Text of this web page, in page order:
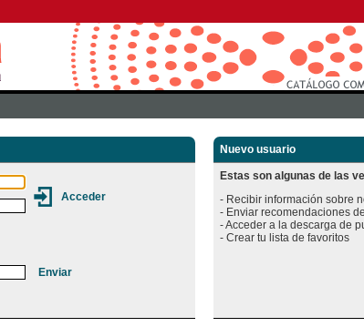
Nuevo usuario
Estas son algunas de las
- Recibir información sobre
- Enviar recomendaciones
- Acceder a la descarga de